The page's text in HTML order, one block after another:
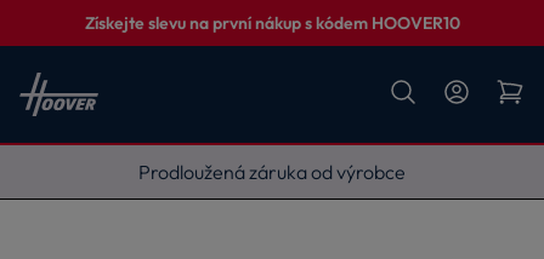
Získejte slevu na první nákup s kódem HOOVER10
Vyneseme, zapojíme, odvezeme